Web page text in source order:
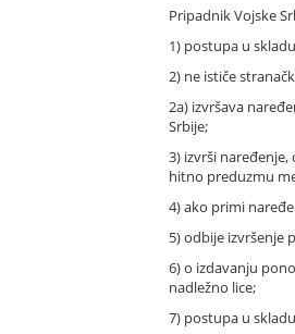
Pripadnik Vojske
1) postupa u
2) ne ističe
2a) izvršava
Srbije;
3) izvrši
hitno preduzmu
4) ako primi
5) odbije izvršenje
6) o izdavanju
nadležno lice;
7) postupa u